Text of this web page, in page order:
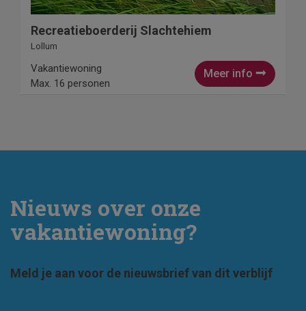
Recreatieboerderij Slachtehiem
Lollum
Meer info
Vakantiewoning
Max. 16 personen
Nieuws over onze
vakantiewoning?
Meld je aan voor de nieuwsbrief van dit verblijf